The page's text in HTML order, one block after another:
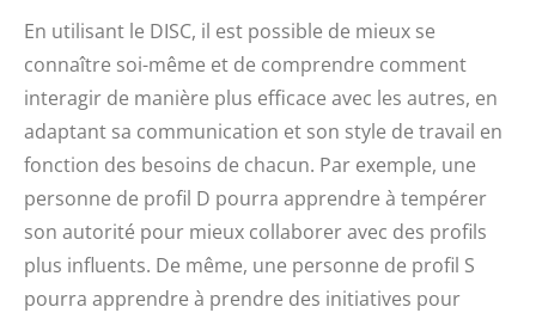
En utilisant le DISC, il est possible de mieux se
connaître soi-même et de comprendre comment
interagir de manière plus efficace avec les autres, en
adaptant sa communication et son style de travail en
fonction des besoins de chacun. Par exemple, une
personne de profil D pourra apprendre à tempérer
son autorité pour mieux collaborer avec des profils
plus influents. De même, une personne de profil S
pourra apprendre à prendre des initiatives pour